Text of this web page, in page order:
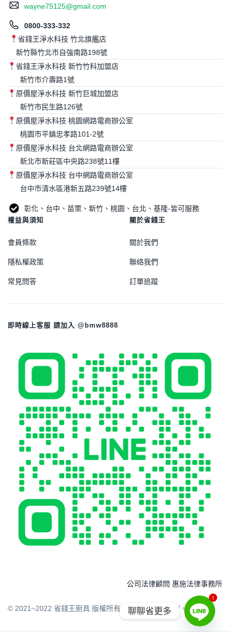
wayne75125@gmail.com
0800-333-332
省錢王淨水科技 竹北旗艦店
新竹縣竹北市自強南路198號
省錢王淨水科技 新竹竹科加盟店
新竹市介壽路1號
原價屋淨水科技 新竹巨城加盟店
新竹市民生路126號
原價屋淨水科技 桃園網路電商辦公室
桃園市平鎮忠孝路101-2號
原價屋淨水科技 台北網路電商辦公室
新北市新莊區中央路238號11樓
原價屋淨水科技 台中網路電商辦公室
台中市清水區港新五路239號14樓
彰化、台中、苗栗、新竹、桃園、台北、基隆-皆可服務
權益與須知
會員條款
隱私權政策
常見問答
關於省錢王
關於我們
聯絡我們
訂單追蹤
即時線上客服 請加入 @bmw8888
© 2021~2022 省錢王廚具 版權所有 請勿任意下載引用。
公司法律顧問 惠施法律事務所
1
聊聊省更多